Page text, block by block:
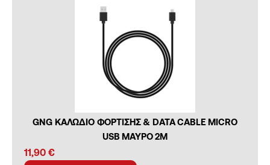
GNG ΚΑΛΩΔΙΟ ΦΟΡΤΙΣΗΣ & DATA CABLE MICRO
USB ΜΑΥΡΟ 2Μ
11,90 €